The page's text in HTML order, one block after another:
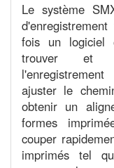
Le système
fois un logiciel
trouver et
ajuster le
obtenir un
formes
couper
imprimés tel